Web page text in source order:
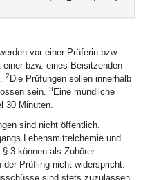
vor einer Prüferin bzw.
bzw. eines Beisitzenden
2 Die Prüfungen sollen innerhalb
sein. 3 Eine mündliche
30 Minuten.
sind nicht öffentlich.
Lebensmittelchemie und
3 können als Zuhörer
Prüfling nicht widerspricht.
sind stets zuzulassen.